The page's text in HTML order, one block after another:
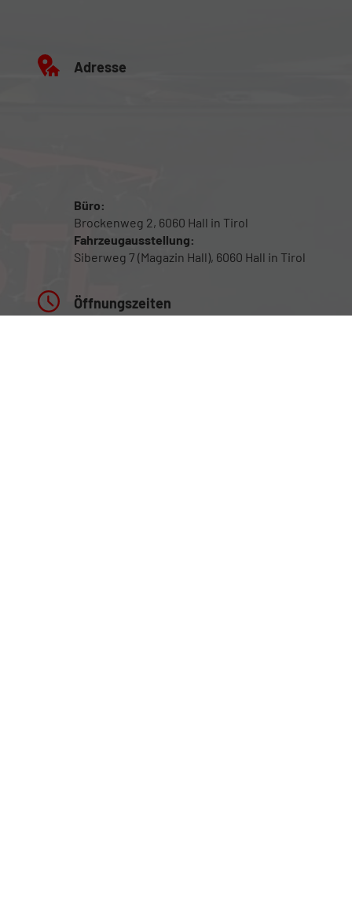
Adresse
Büro:
Brockenweg 2, 6060 Hall in Tirol
Fahrzeugausstellung:
Siberweg 7 (Magazin Hall), 6060 Hall in Tirol
Öffnungszeiten